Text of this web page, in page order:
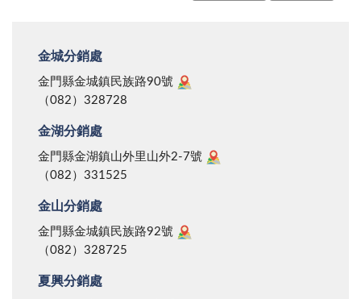
金城分銷處
金門縣金城鎮民族路90號
（082）328728
金湖分銷處
金門縣金湖鎮山外里山外2-7號
（082）331525
金山分銷處
金門縣金城鎮民族路92號
（082）328725
夏興分銷處